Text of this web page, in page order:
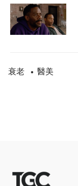
衰老 • 醫美